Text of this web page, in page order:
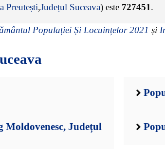
Preutești,Județul Suceava) este 727451.
Populației Și Locuințelor 2021 și
Județul